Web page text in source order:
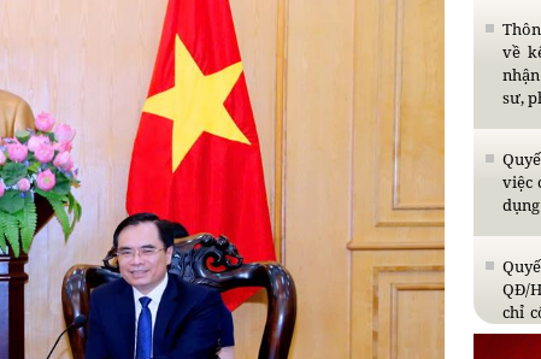
đổi
Bế
Cao
tiến
Thị
Giới
về
sư,
việc
QĐ/
chỉ
kiến